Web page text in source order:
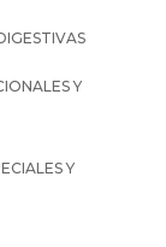
Y
Y